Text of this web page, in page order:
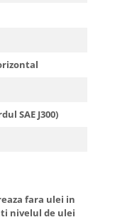
SAE J300)
fara ulei in
nivelul de ulei